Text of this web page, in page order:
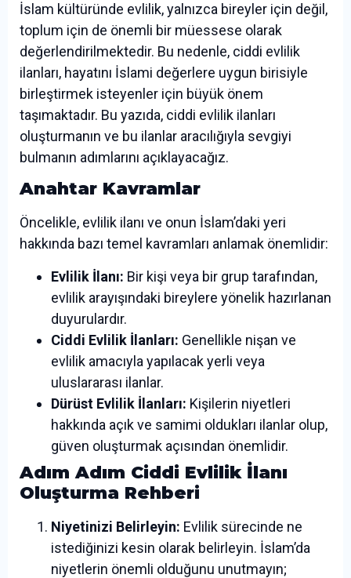
İslam kültüründe evlilik, yalnızca bireyler için değil,
toplum için de önemli bir müessese olarak
değerlendirilmektedir. Bu nedenle, ciddi evlilik
ilanları, hayatını İslami değerlere uygun birisiyle
birleştirmek isteyenler için büyük önem
taşımaktadır. Bu yazıda, ciddi evlilik ilanları
oluşturmanın ve bu ilanlar aracılığıyla sevgiyi
bulmanın adımlarını açıklayacağız.
Anahtar Kavramlar
Öncelikle, evlilik ilanı ve onun İslam’daki yeri
hakkında bazı temel kavramları anlamak önemlidir:
Evlilik İlanı: Bir kişi veya bir grup tarafından,
evlilik arayışındaki bireylere yönelik hazırlanan
duyurulardır.
Ciddi Evlilik İlanları: Genellikle nişan ve
evlilik amacıyla yapılacak yerli veya
uluslararası ilanlar.
Dürüst Evlilik İlanları: Kişilerin niyetleri
hakkında açık ve samimi oldukları ilanlar olup,
güven oluşturmak açısından önemlidir.
Adım Adım Ciddi Evlilik İlanı
Oluşturma Rehberi
Niyetinizi Belirleyin: Evlilik sürecinde ne
istediğinizi kesin olarak belirleyin. İslam’da
niyetlerin önemli olduğunu unutmayın;